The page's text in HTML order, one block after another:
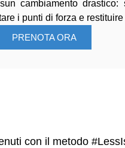
cambiamento drastico:
i punti di forza e
PRENOTA ORA
con il metodo